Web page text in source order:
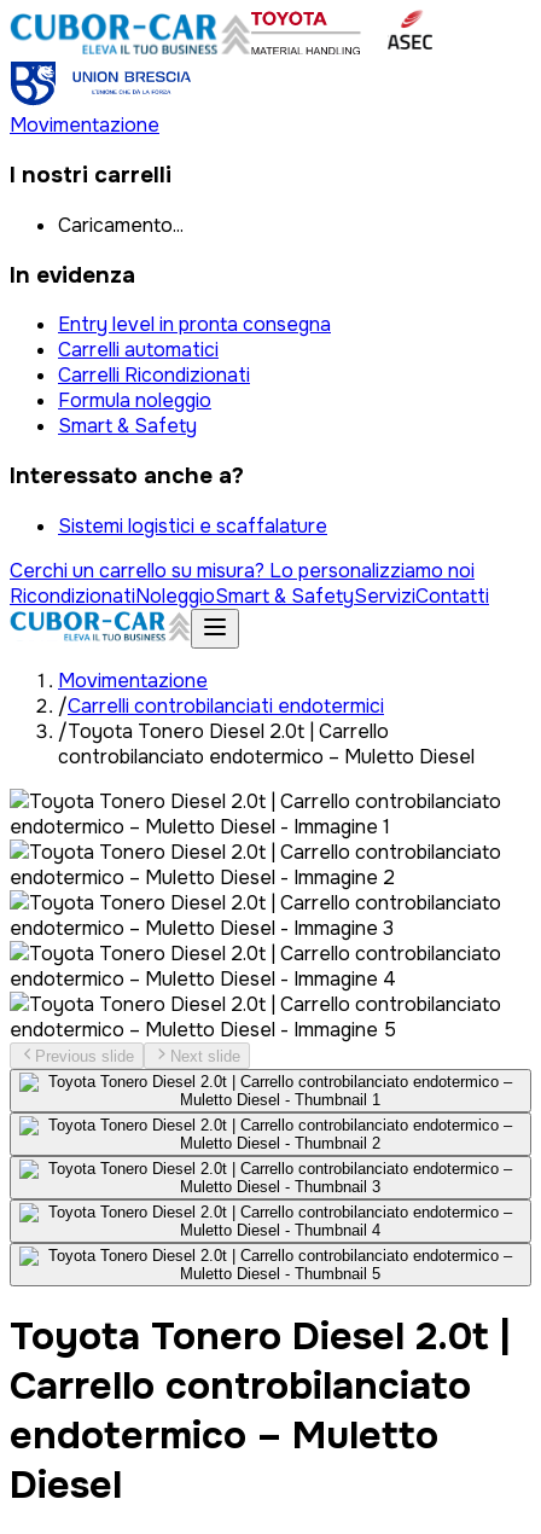
Movimentazione
I nostri carrelli
Caricamento...
In evidenza
Entry level in pronta consegna
Carrelli automatici
Carrelli Ricondizionati
Formula noleggio
Smart & Safety
Interessato anche a?
Sistemi logistici e scaffalature
Cerchi un carrello su misura? Lo personalizziamo noi
RicondizionatiNoleggioSmart & SafetyServiziContatti
Movimentazione
/Carrelli controbilanciati endotermici
/Toyota Tonero Diesel 2.0t | Carrello
controbilanciato endotermico – Muletto Diesel
Previous slide Next slide
Toyota Tonero Diesel 2.0t |
Carrello controbilanciato
endotermico – Muletto
Diesel